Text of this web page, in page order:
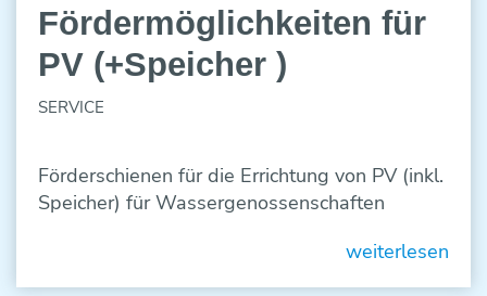
17
MAI
2024
Fördermöglichkeiten für
PV (+Speicher )
SERVICE
Förderschienen für die Errichtung von PV (inkl.
Speicher) für Wassergenossenschaften
weiterlesen